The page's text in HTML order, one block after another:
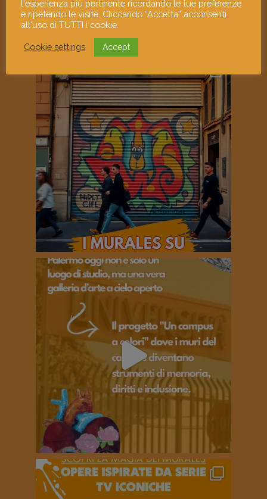
l'esperienza più pertinente ricordando le tue preferenze
e ripetendo le visite. Cliccando “Accetta” acconsenti
all'uso di TUTTI i cookie.
Cookie settings Accept